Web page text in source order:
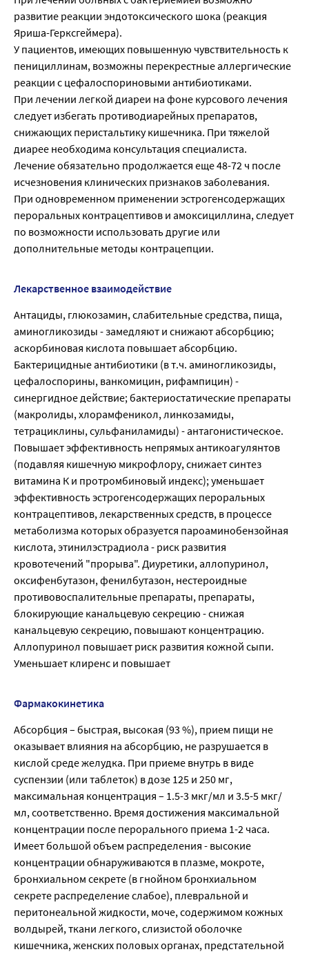
развитие реакции эндотоксического шока (реакция
Яриша-Герксгеймера).
У пациентов, имеющих повышенную чувствительность к
пенициллинам, возможны перекрестные аллергические
реакции с цефалоспориновыми антибиотиками.
При лечении легкой диареи на фоне курсового лечения
следует избегать противодиарейных препаратов,
снижающих перистальтику кишечника. При тяжелой
диарее необходима консультация специалиста.
Лечение обязательно продолжается еще 48-72 ч после
исчезновения клинических признаков заболевания.
При одновременном применении эстрогенсодержащих
пероральных контрацептивов и амоксициллина, следует
по возможности использовать другие или
дополнительные методы контрацепции.
Лекарственное взаимодействие
Антациды, глюкозамин, слабительные средства, пища,
аминогликозиды - замедляют и снижают абсорбцию;
аскорбиновая кислота повышает абсорбцию.
Бактерицидные антибиотики (в т.ч. аминогликозиды,
цефалоспорины, ванкомицин, рифампицин) -
синергидное действие; бактериостатические препараты
(макролиды, хлорамфеникол, линкозамиды,
тетрациклины, сульфаниламиды) - антагонистическое.
Повышает эффективность непрямых антикоагулянтов
(подавляя кишечную микрофлору, снижает синтез
витамина К и протромбиновый индекс); уменьшает
эффективность эстрогенсодержащих пероральных
контрацептивов, лекарственных средств, в процессе
метаболизма которых образуется пароаминобензойная
кислота, этинилэстрадиола - риск развития
кровотечений "прорыва". Диуретики, аллопуринол,
оксифенбутазон, фенилбутазон, нестероидные
противовоспалительные препараты, препараты,
блокирующие канальцевую секрецию - снижая
канальцевую секрецию, повышают концентрацию.
Аллопуринол повышает риск развития кожной сыпи.
Уменьшает клиренс и повышает
Фармакокинетика
Абсорбция – быстрая, высокая (93 %), прием пищи не
оказывает влияния на абсорбцию, не разрушается в
кислой среде желудка. При приеме внутрь в виде
суспензии (или таблеток) в дозе 125 и 250 мг,
максимальная концентрация – 1.5-3 мкг/мл и 3.5-5 мкг/
мл, соответственно. Время достижения максимальной
концентрации после перорального приема 1-2 часа.
Имеет большой объем распределения - высокие
концентрации обнаруживаются в плазме, мокроте,
бронхиальном секрете (в гнойном бронхиальном
секрете распределение слабое), плевральной и
перитонеальной жидкости, моче, содержимом кожных
волдырей, ткани легкого, слизистой оболочке
кишечника, женских половых органах, предстательной